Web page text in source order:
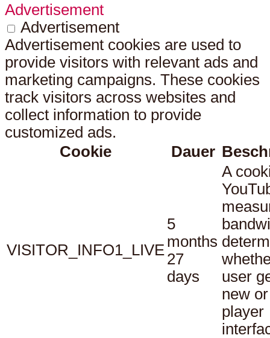
Advertisement
Advertisement
Advertisement cookies are used to
provide visitors with relevant ads and
marketing campaigns. These cookies
track visitors across websites and
collect information to provide
customized ads.
Cookie
Dauer
VISITOR_INFO1_LIVE
5
months
27
days
A
user
new
player